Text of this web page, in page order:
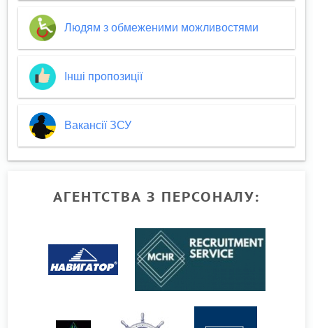
Людям з обмеженими можливостями
Інші пропозиції
Вакансії ЗСУ
АГЕНТСТВА З ПЕРСОНАЛУ: